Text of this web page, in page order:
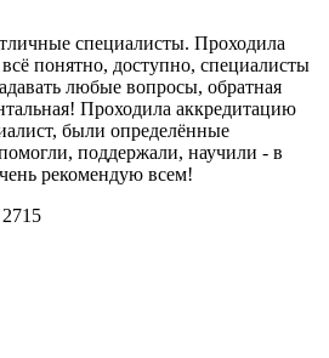
специалисты. Проходила
понятно, доступно, специалисты
любые вопросы, обратная
Проходила аккредитацию
были определённые
поддержали, научили - в
рекомендую всем!